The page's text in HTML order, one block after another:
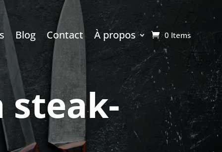
Blog Contact À propos 0 Items
steak-